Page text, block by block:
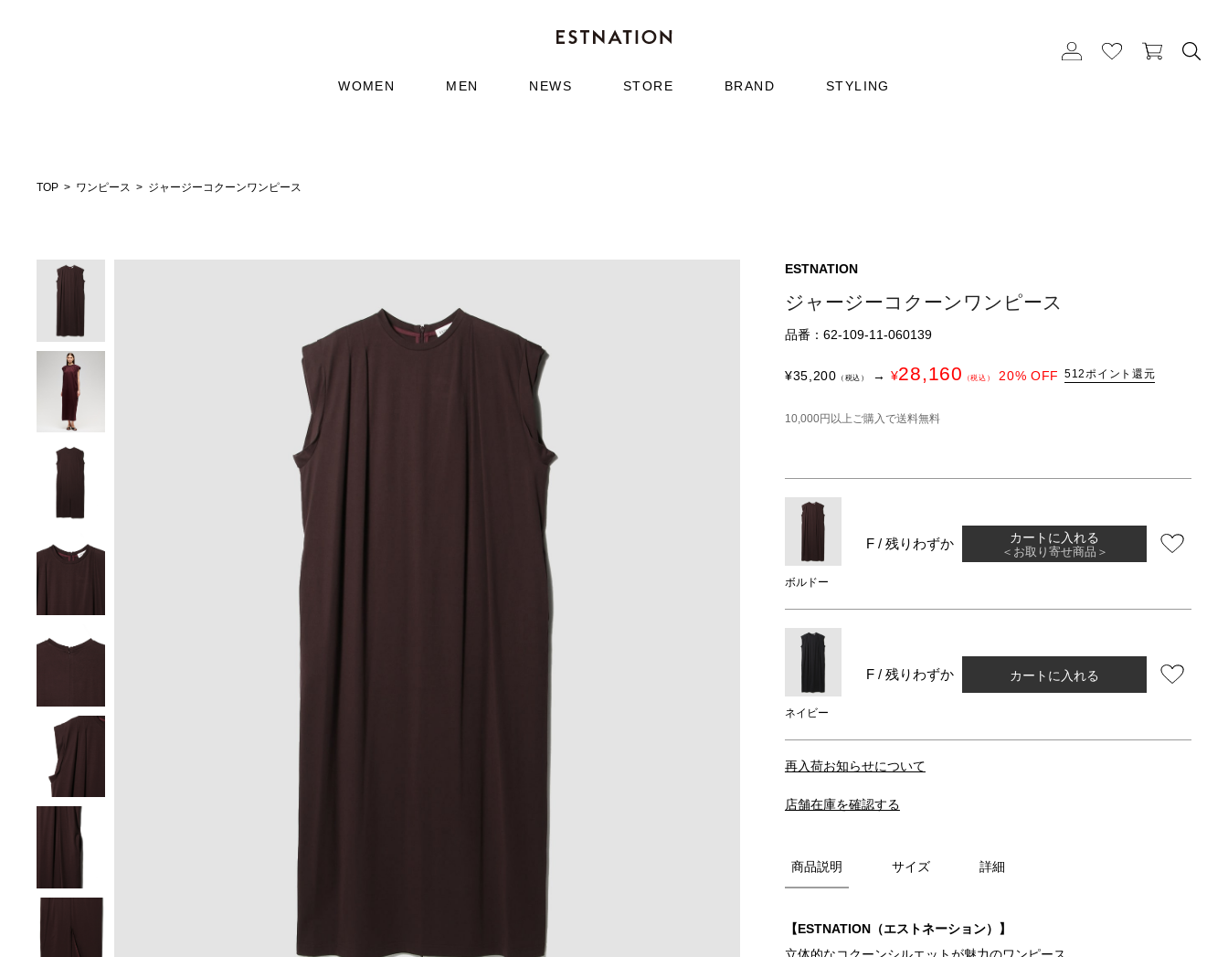
WOMEN MEN NEWS STORE BRAND STYLING
TOP ワンピース ジャージーコクーンワンピース
ESTNATION
ジャージーコクーンワンピース
品番：62-109-11-060139
¥35,200 （税込） → ¥28,160 （税込） 20% OFF 512ポイント還元
10,000円以上ご購入で送料無料
ボルドー
F / 残りわずか カートに入れる
＜お取り寄せ商品＞
ネイビー
F / 残りわずか カートに入れる
再入荷お知らせについて
店舗在庫を確認する
商品説明 サイズ 詳細
【ESTNATION（エストネーション）】
立体的なコクーンシルエットが魅力のワンピース。